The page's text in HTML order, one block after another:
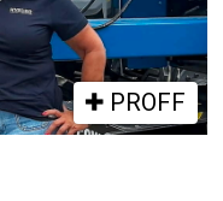
PROFF